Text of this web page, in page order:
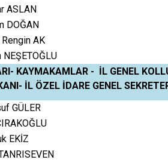
ASLAN
DOĞAN
AK
NEŞETOĞLU
KAYMAKAMLAR - İL GENEL
İL ÖZEL İDARE GENEL
GÜLER
EKİZ